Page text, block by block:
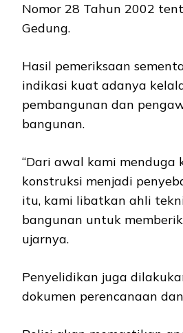
Nomor 28 Tahun 2002
Gedung.
Hasil pemeriksaan
indikasi kuat adanya
pembangunan dan
bangunan.
“Dari awal kami menduga
konstruksi menjadi
itu, kami libatkan ahli
bangunan untuk
ujarnya.
Penyelidikan juga
dokumen perencanaan